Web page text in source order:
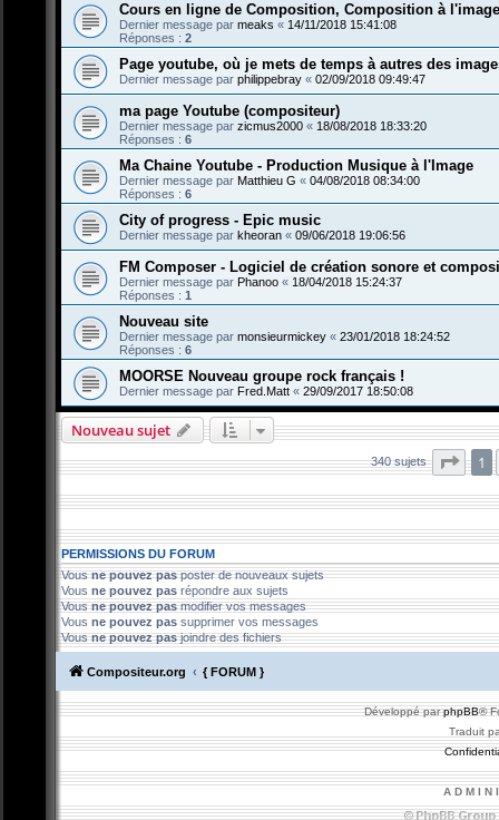
Cours en ligne de Composition, Composition à
Dernier message par meaks « 14/11/2018 15:41:08
Réponses : 2
Page youtube, où je mets de temps à autres des
Dernier message par philippebray « 02/09/2018 09:49:47
ma page Youtube (compositeur)
Dernier message par zicmus2000 « 18/08/2018 18:33:20
Réponses : 6
Ma Chaine Youtube - Production Musique à l'Image
Dernier message par Matthieu G « 04/08/2018 08:34:00
Réponses : 6
City of progress - Epic music
Dernier message par kheoran « 09/06/2018 19:06:56
FM Composer - Logiciel de création sonore et
Dernier message par Phanoo « 18/04/2018 15:24:37
Réponses : 1
Nouveau site
Dernier message par monsieurmickey « 23/01/2018 18:24:52
Réponses : 6
MOORSE Nouveau groupe rock français !
Dernier message par Fred.Matt « 29/09/2017 18:50:08
Nouveau sujet
340 sujets Page
1
PERMISSIONS DU FORUM
Vousne pouvez pasposter de nouveaux sujets
Vous ne pouvez pas répondre aux sujets
Vousne pouvez pasmodifier vos messages
Vous ne pouvez pas supprimer vos messages
Vousne pouvez pasjoindre des fichiers
Compositeur.org { FORUM }
Développé parphpBB®
Traduit
A D M I N